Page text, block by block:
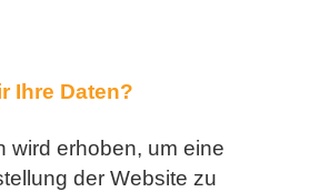
Ihre Daten?
wird erhoben, um eine
der Website zu